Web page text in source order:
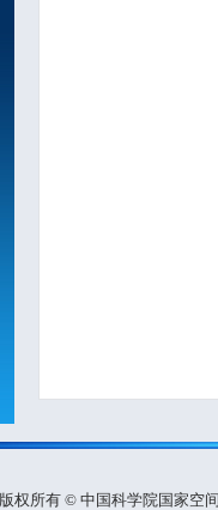
版权所有 © 中国科学院国家空